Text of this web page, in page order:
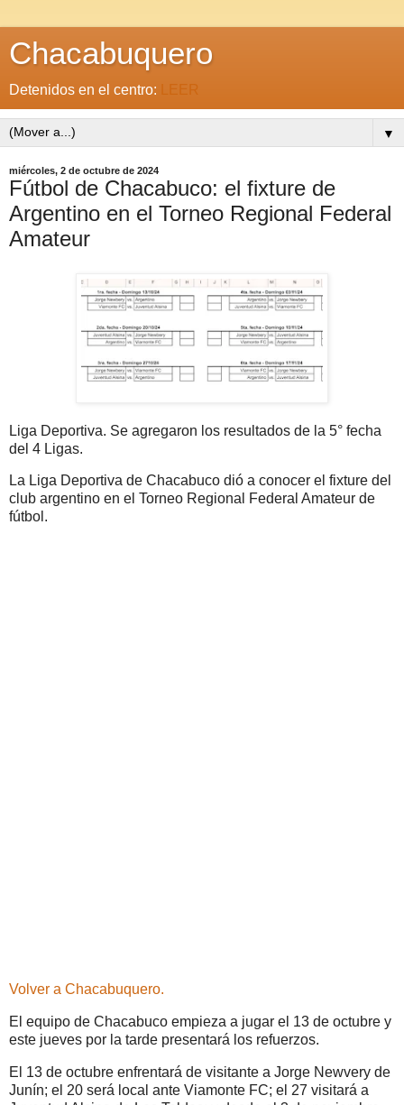
Chacabuquero
Detenidos en el centro: LEER
▼
miércoles, 2 de octubre de 2024
Fútbol de Chacabuco: el fixture de
Argentino en el Torneo Regional Federal
Amateur
Liga Deportiva. Se agregaron los resultados de la 5° fecha
del 4 Ligas.
La Liga Deportiva de Chacabuco dió a conocer el fixture del
club argentino en el Torneo Regional Federal Amateur de
fútbol.
Volver a Chacabuquero.
El equipo de Chacabuco empieza a jugar el 13 de octubre y
este jueves por la tarde presentará los refuerzos.
El 13 de octubre enfrentará de visitante a Jorge Newvery de
Junín; el 20 será local ante Viamonte FC; el 27 visitará a